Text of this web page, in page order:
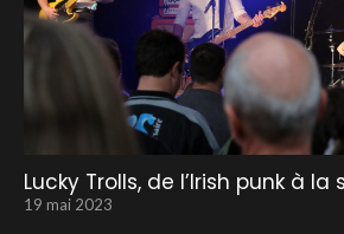
Lucky Trolls, de l’Irish punk à
19 mai 2023